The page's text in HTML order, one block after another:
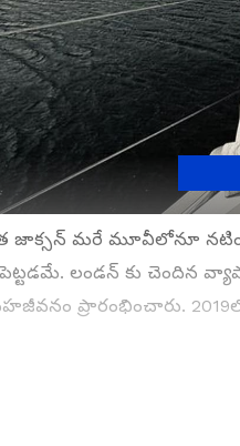
జాక్సన్ మరే మూవీలోనూ
లండన్ కు చెందిన
ప్రారంభించారు.